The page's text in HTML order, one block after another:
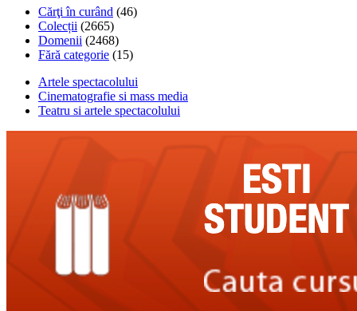
Cărţi în curând (46)
Colecții (2665)
Domenii (2468)
Fără categorie (15)
Artele spectacolului
Cinematografie si mass media
Teatru si artele spectacolului